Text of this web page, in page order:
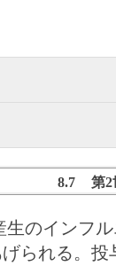
8.7 第2
のインフ
られる。投